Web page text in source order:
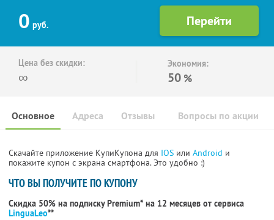
0 руб.
Цена без скидки:
∞
Экономия:
50 %
Основное Отзывы Вопросы по акции
Адреса
Скачайте приложение КупиКупона для IOS или Android и
покажите купон с экрана смартфона. Это удобно :)
ЧТО ВЫ ПОЛУЧИТЕ ПО КУПОНУ
Скидка 50% на подписку Premium* на 12 месяцев от сервиса
LinguaLeo**